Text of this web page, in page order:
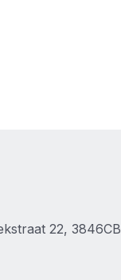
22, 3846CB